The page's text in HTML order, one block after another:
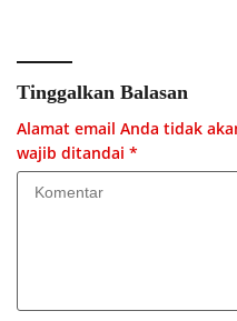
Tinggalkan Balasan
Alamat email Anda tidak
wajib ditandai *